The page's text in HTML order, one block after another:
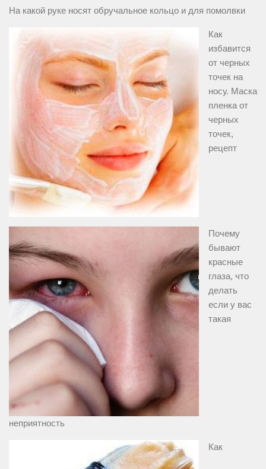
На какой руке носят обручальное кольцо и для помолвки
Как
избавится
от черных
точек на
носу. Маска
пленка от
черных
точек,
рецепт
Почему
бывают
красные
глаза, что
делать
если у вас
такая
неприятность
Как